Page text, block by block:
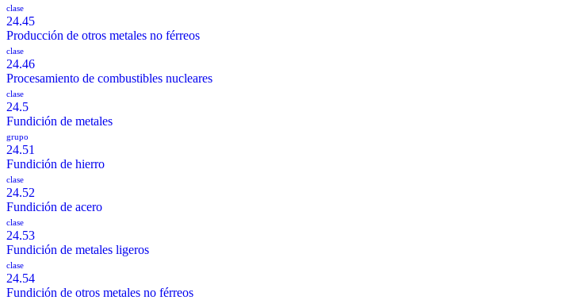
clase
24.45
Producción de otros metales no férreos
clase
24.46
Procesamiento de combustibles nucleares
clase
24.5
Fundición de metales
grupo
24.51
Fundición de hierro
clase
24.52
Fundición de acero
clase
24.53
Fundición de metales ligeros
clase
24.54
Fundición de otros metales no férreos